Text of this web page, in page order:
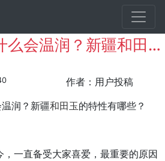
新疆和田玉为什么会温润？新疆和田玉的特性有哪些？
作者：用户投稿
润？新疆和田玉的特性有哪些？
一直备受大家喜爱，最重要的原因